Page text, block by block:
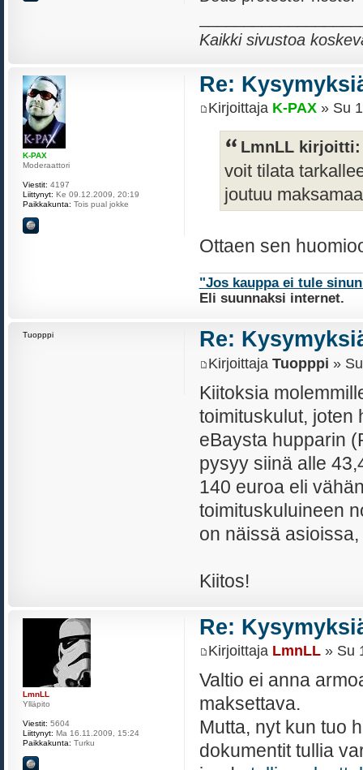
Kaikki sivustoa
Re:
Kirjoittaja K-PAX» Su
LmnLL kirjoitti:
voit tilata
joutuu
Ottaen sen
"Jos kauppa ei tule
Eli suunnaksi internet.
K-PAX
Moderaattori
Viestit: 4197
Liittynyt: Ke 09.12.2009, 20:19
Paikkakunta: Tois pual jokke
Re:
Kirjoittaja Tuopppi »
Kiitoksia
toimituskulut, joten
eBaysta hupparin
pysyy siinä alle
140 euroa eli
toimituskuluineen
on näissä
Kiitos!
Tuopppi
Re:
Kirjoittaja LmnLL» Su
Valtio ei anna
maksettava.
Mutta, nyt kun tuo
dokumentit tullia
LmnLL
Ylläpito
Viestit: 5604
Liittynyt: Ma 16.11.2009, 15:24
Paikkakunta: Turku